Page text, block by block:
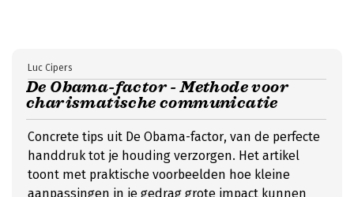
De Obama-factor - Methode voor
charismatische communicatie
Luc Cipers
Concrete tips uit De Obama-factor, van de perfecte
handdruk tot je houding verzorgen. Het artikel
toont met praktische voorbeelden hoe kleine
aanpassingen in je gedrag grote impact kunnen